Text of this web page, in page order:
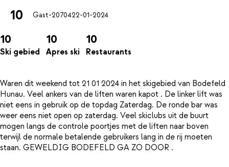
10 Gast-2070422-01-2024
10
Ski gebied
10
Apres ski
10
Restaurants
Waren dit weekend tot 21 01 2024 in het skigebied van Bodefeld
Hunau. Veel ankers van de liften waren kapot . De linker lift was
niet eens in gebruik op de topdag Zaterdag. De ronde bar was
weer eens niet open op zaterdag. Veel skiclubs uit de buurt
mogen langs de controle poortjes met de liften naar boven
terwijl de normale betalende gebruikers lang in de rij moeten